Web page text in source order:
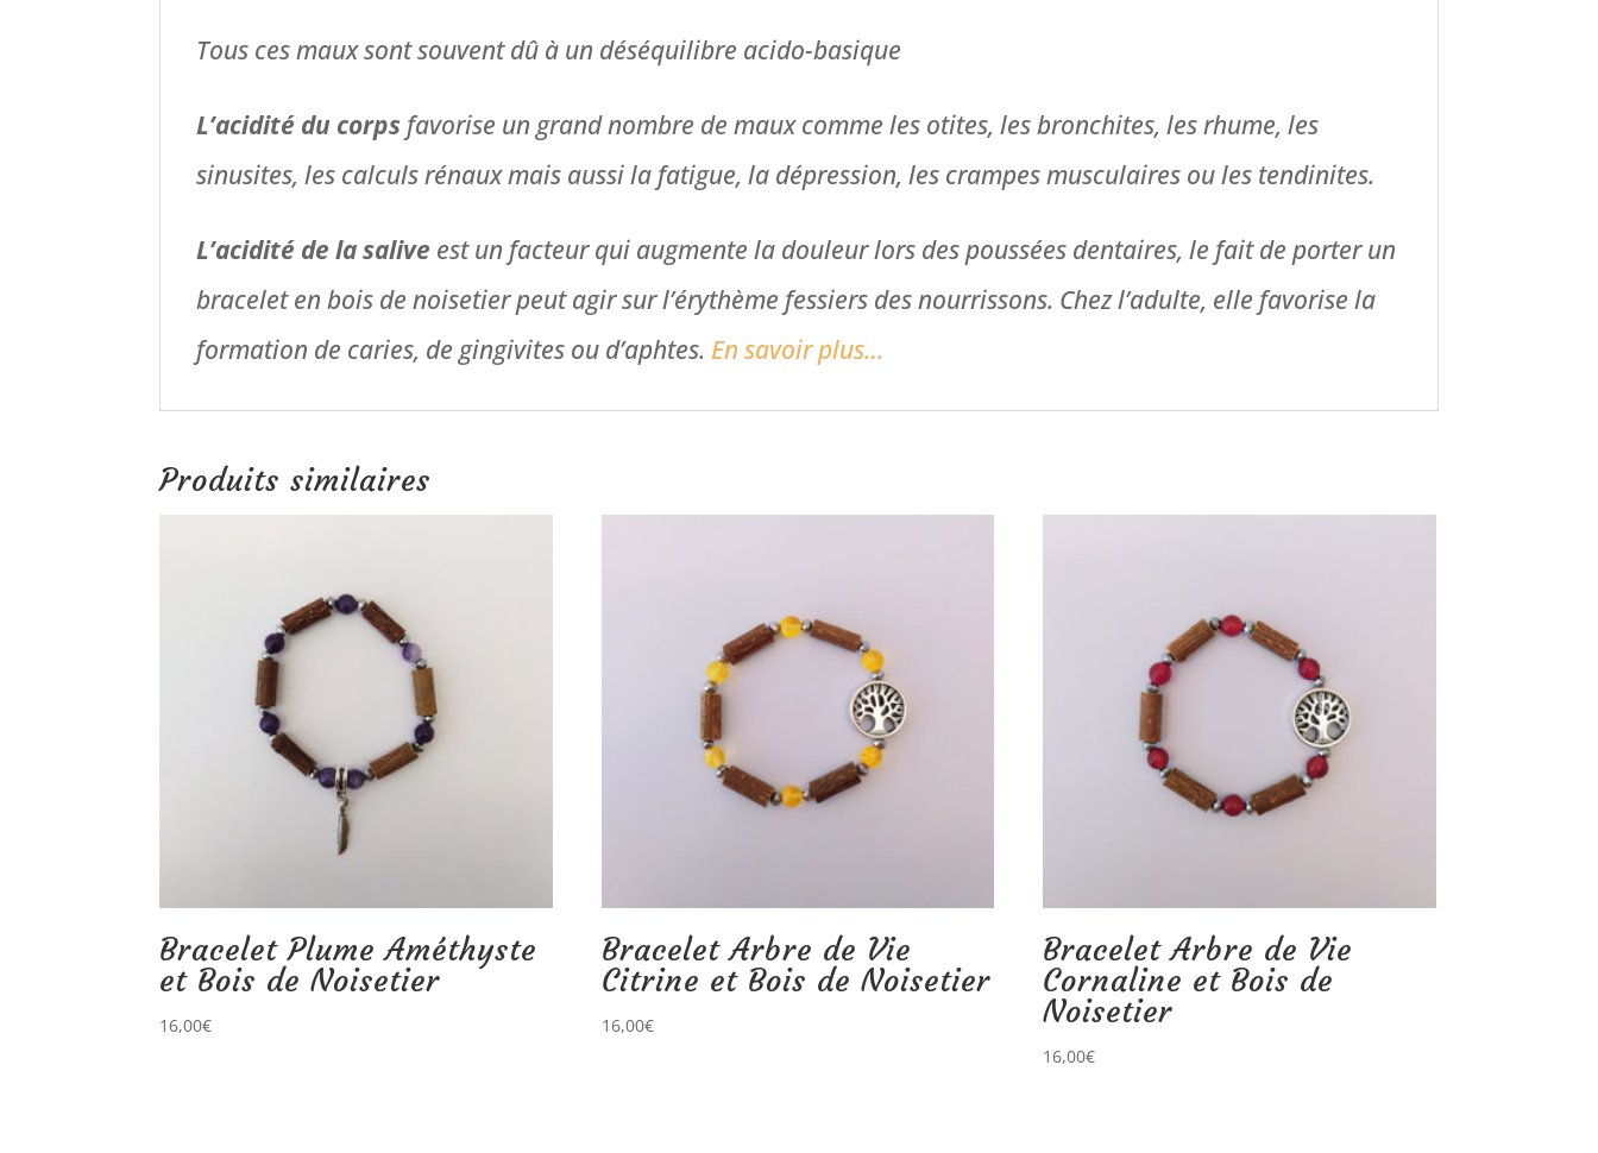
Tous ces maux sont souvent dû à un déséquilibre acido-basique
L’acidité du corps favorise un grand nombre de maux comme les otites, les bronchites, les rhume, les
sinusites, les calculs rénaux mais aussi la fatigue, la dépression, les crampes musculaires ou les tendinites.
L’acidité de la salive est un facteur qui augmente la douleur lors des poussées dentaires, le fait de porter un
bracelet en bois de noisetier peut agir sur l’érythème fessiers des nourrissons. Chez l’adulte, elle favorise la
formation de caries, de gingivites ou d’aphtes. En savoir plus…
Produits similaires
Bracelet Plume Améthyste
et Bois de Noisetier
16,00€
Bracelet Arbre de Vie
Citrine et Bois de Noisetier
16,00€
Bracelet Arbre de Vie
Cornaline et Bois de
Noisetier
16,00€